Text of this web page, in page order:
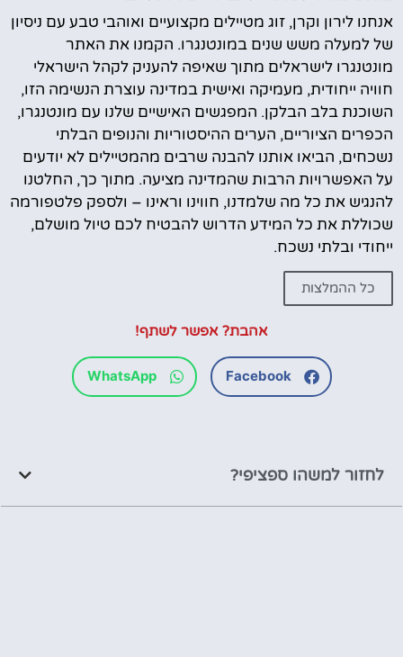
אנחנו לירון וקרן, זוג מטיילים מקצועיים ואוהבי טבע עם ניסיון
של למעלה משש שנים במונטנגרו. הקמנו את האתר
מונטנגרו לישראלים מתוך שאיפה להעניק לקהל הישראלי
חוויה ייחודית, מעמיקה ואישית במדינה עוצרת הנשימה הזו,
השוכנת בלב הבלקן. המפגשים האישיים שלנו עם מונטנגרו,
הכפרים הציוריים, הערים ההיסטוריות והנופים הבלתי
נשכחים, הביאו אותנו להבנה שרבים מהמטיילים לא יודעים
על האפשרויות הרבות שהמדינה מציעה. מתוך כך, החלטנו
להנגיש את כל מה שלמדנו, חווינו וראינו – ולספק פלטפורמה
שכוללת את כל המידע הדרוש להבטיח לכם טיול מושלם,
ייחודי ובלתי נשכח.
כל ההמלצות
אהבת? אפשר לשתף!
Facebook
WhatsApp
לחזור למשהו ספציפי?